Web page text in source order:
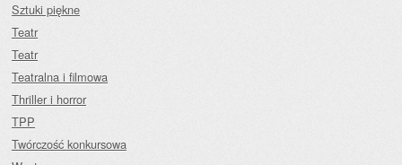
Sztuki piękne
Teatr
Teatr
Teatralna i filmowa
Thriller i horror
TPP
Twórczość konkursowa